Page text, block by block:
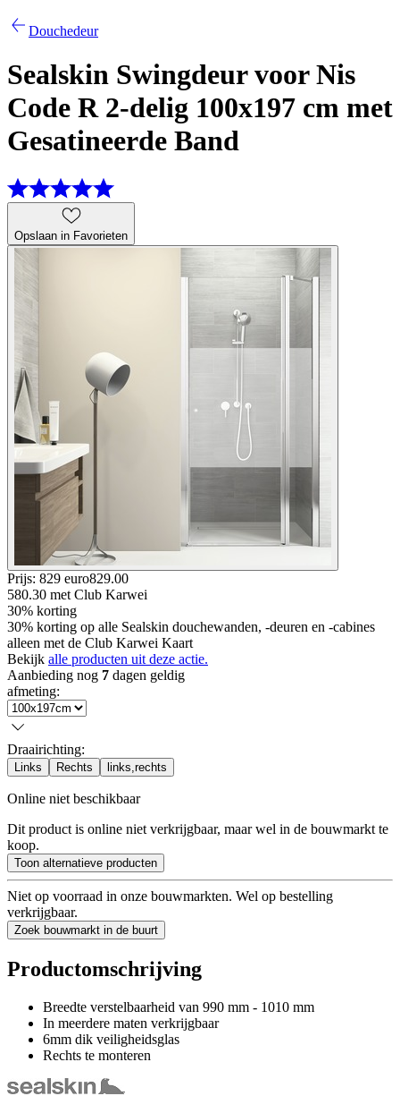
Douchedeur
Sealskin Swingdeur voor Nis
Code R 2-delig 100x197 cm met
Gesatineerde Band
Opslaan in Favorieten
Prijs: 829 euro829.00
580.30 met Club Karwei
30% korting
30% korting op alle Sealskin douchewanden, -deuren en -cabines
alleen met de Club Karwei Kaart
Bekijk alle producten uit deze actie.
Aanbieding nog 7 dagen geldig
afmeting:
Draairichting:
Links Rechts links,rechts
Online niet beschikbaar
Dit product is online niet verkrijgbaar, maar wel in de bouwmarkt te
koop.
Toon alternatieve producten
Niet op voorraad in onze bouwmarkten. Wel op bestelling
verkrijgbaar.
Zoek bouwmarkt in de buurt
Productomschrijving
Breedte verstelbaarheid van 990 mm - 1010 mm
In meerdere maten verkrijgbaar
6mm dik veiligheidsglas
Rechts te monteren